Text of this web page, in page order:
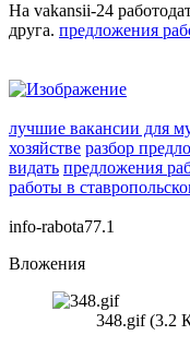
На vakansii-24
друга. предложения
лучшие вакансии для
хозяйстве разбор
видать предложения
работы в
info-rabota77.1
Вложения
348.gif (3.2